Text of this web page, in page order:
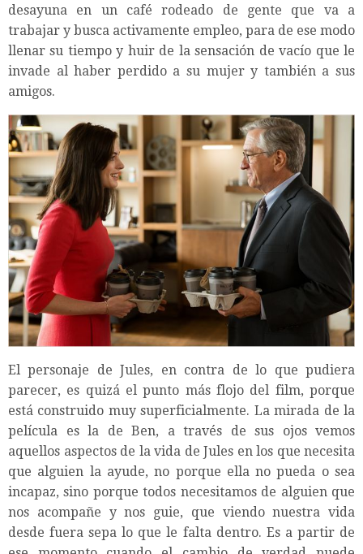
desayuna en un café rodeado de gente que va a
trabajar y busca activamente empleo, para de ese modo
llenar su tiempo y huir de la sensación de vacío que le
invade al haber perdido a su mujer y también a sus
amigos.
El personaje de Jules, en contra de lo que pudiera
parecer, es quizá el punto más flojo del film, porque
está construido muy superficialmente. La mirada de la
película es la de Ben, a través de sus ojos vemos
aquellos aspectos de la vida de Jules en los que necesita
que alguien la ayude, no porque ella no pueda o sea
incapaz, sino porque todos necesitamos de alguien que
nos acompañe y nos guie, que viendo nuestra vida
desde fuera sepa lo que le falta dentro. Es a partir de